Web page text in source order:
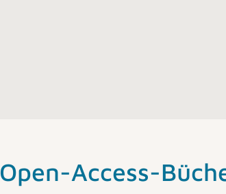
Open-Access-